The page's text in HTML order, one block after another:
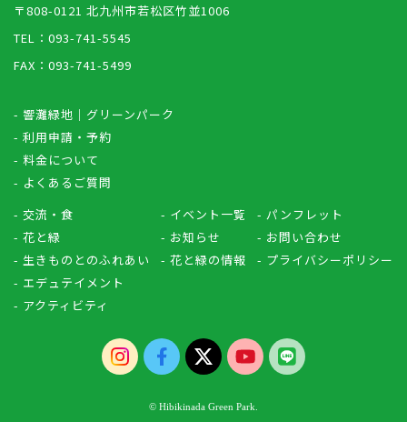
〒808-0121 北九州市若松区竹並1006
TEL：093-741-5545
FAX：093-741-5499
- 響灘緑地｜グリーンパーク
- 利用申請・予約
- 料金について
- よくあるご質問
- 交流・食
- 花と緑
- 生きものとのふれあい
- エデュテイメント
- アクティビティ
- イベント一覧
- お知らせ
- 花と緑の情報
- パンフレット
- お問い合わせ
- プライバシーポリシー
© Hibikinada Green Park.